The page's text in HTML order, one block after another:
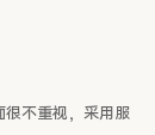
不重视，采用服